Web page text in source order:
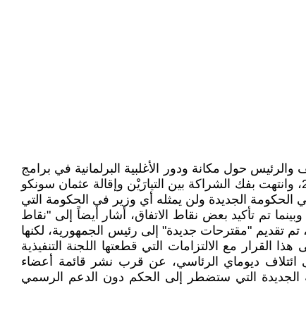
حول مكانة ودور الأغلبية البرلمانية في برامج
وقرارات السلطة التنفيذية فضلا عن خلافات سياسية واقتصادية أخرى، واستمرت هذه الخلافات منذ انتخابات آذار/مارس 2024، وانتهت بفك الشراكة بين التيارَيْن وإقالة عثمان سونكو
النواب، وأعلن يوم الأول من حزيران/يونيو 2026 عدم مشاركة حزبه في الحكومة الجديدة ولن يمثله أي وزير في الحكومة التي
تم تأكيد بعض نقاط الاتفاق، أشار أيضاً إلى "نقاط
تم تقديم "مقترحات جديدة" إلى رئيس الجمهورية، لكنها
مع الالتزامات التي قطعتها اللجنة التنفيذية
ائتلاف ديوماي الرئاسي، عن قرب نشر قائمة أعضاء
الجديدة التي ستضطر إلى الحكم دون الدعم الرسمي